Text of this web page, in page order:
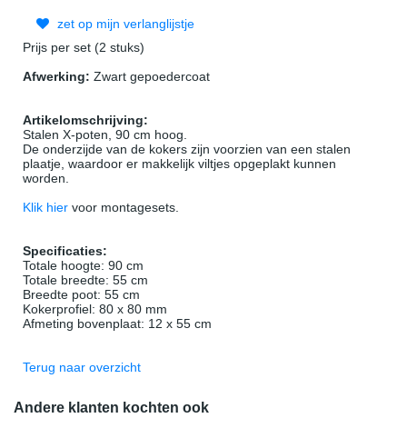
zet op mijn verlanglijstje
Prijs per set (2 stuks)
Afwerking: Zwart gepoedercoat
Artikelomschrijving:
Stalen X-poten, 90 cm hoog.
De onderzijde van de kokers zijn voorzien van een stalen
plaatje, waardoor er makkelijk viltjes opgeplakt kunnen
worden.
Klik hier voor montagesets.
Specificaties:
Totale hoogte: 90 cm
Totale breedte: 55 cm
Breedte poot: 55 cm
Kokerprofiel: 80 x 80 mm
Afmeting bovenplaat: 12 x 55 cm
Terug naar overzicht
Andere klanten kochten ook